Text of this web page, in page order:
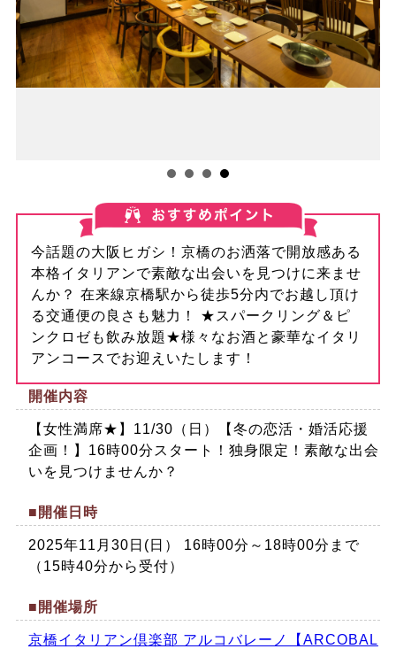
今話題の大阪ヒガシ！京橋のお洒落で開放感ある
本格イタリアンで素敵な出会いを見つけに来ませ
んか？ 在来線京橋駅から徒歩5分内でお越し頂け
る交通便の良さも魅力！ ★スパークリング＆ピ
ンクロゼも飲み放題★様々なお酒と豪華なイタリ
アンコースでお迎えいたします！
開催内容
【女性満席★】11/30（日）【冬の恋活・婚活応援
企画！】16時00分スタート！独身限定！素敵な出会
いを見つけませんか？
■開催日時
2025年11月30日(日） 16時00分～18時00分まで
（15時40分から受付）
■開催場所
京橋イタリアン倶楽部 アルコバレーノ【ARCOBAL